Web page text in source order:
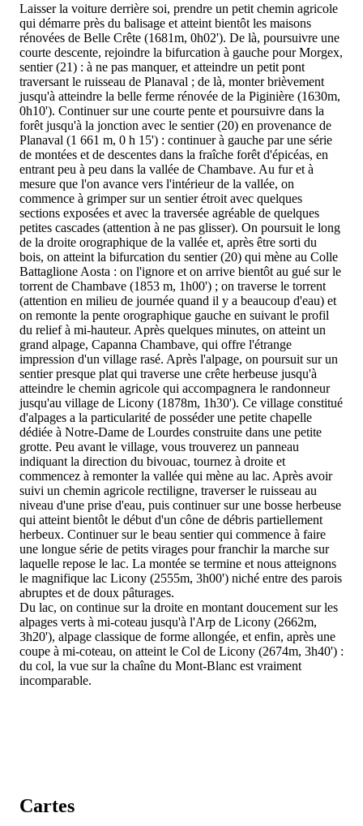
Laisser la voiture derrière soi, prendre un petit chemin agricole
qui démarre près du balisage et atteint bientôt les maisons
rénovées de Belle Crête (1681m, 0h02'). De là, poursuivre une
courte descente, rejoindre la bifurcation à gauche pour Morgex,
sentier (21) : à ne pas manquer, et atteindre un petit pont
traversant le ruisseau de Planaval ; de là, monter brièvement
jusqu'à atteindre la belle ferme rénovée de la Piginière (1630m,
0h10'). Continuer sur une courte pente et poursuivre dans la
forêt jusqu'à la jonction avec le sentier (20) en provenance de
Planaval (1 661 m, 0 h 15') : continuer à gauche par une série
de montées et de descentes dans la fraîche forêt d'épicéas, en
entrant peu à peu dans la vallée de Chambave. Au fur et à
mesure que l'on avance vers l'intérieur de la vallée, on
commence à grimper sur un sentier étroit avec quelques
sections exposées et avec la traversée agréable de quelques
petites cascades (attention à ne pas glisser). On poursuit le long
de la droite orographique de la vallée et, après être sorti du
bois, on atteint la bifurcation du sentier (20) qui mène au Colle
Battaglione Aosta : on l'ignore et on arrive bientôt au gué sur le
torrent de Chambave (1853 m, 1h00') ; on traverse le torrent
(attention en milieu de journée quand il y a beaucoup d'eau) et
on remonte la pente orographique gauche en suivant le profil
du relief à mi-hauteur. Après quelques minutes, on atteint un
grand alpage, Capanna Chambave, qui offre l'étrange
impression d'un village rasé. Après l'alpage, on poursuit sur un
sentier presque plat qui traverse une crête herbeuse jusqu'à
atteindre le chemin agricole qui accompagnera le randonneur
jusqu'au village de Licony (1878m, 1h30'). Ce village constitué
d'alpages a la particularité de posséder une petite chapelle
dédiée à Notre-Dame de Lourdes construite dans une petite
grotte. Peu avant le village, vous trouverez un panneau
indiquant la direction du bivouac, tournez à droite et
commencez à remonter la vallée qui mène au lac. Après avoir
suivi un chemin agricole rectiligne, traverser le ruisseau au
niveau d'une prise d'eau, puis continuer sur une bosse herbeuse
qui atteint bientôt le début d'un cône de débris partiellement
herbeux. Continuer sur le beau sentier qui commence à faire
une longue série de petits virages pour franchir la marche sur
laquelle repose le lac. La montée se termine et nous atteignons
le magnifique lac Licony (2555m, 3h00') niché entre des parois
abruptes et de doux pâturages.
Du lac, on continue sur la droite en montant doucement sur les
alpages verts à mi-coteau jusqu'à l'Arp de Licony (2662m,
3h20'), alpage classique de forme allongée, et enfin, après une
coupe à mi-coteau, on atteint le Col de Licony (2674m, 3h40') :
du col, la vue sur la chaîne du Mont-Blanc est vraiment
incomparable.
Cartes